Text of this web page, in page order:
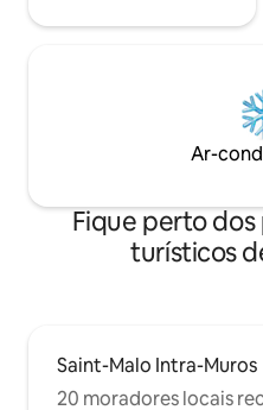
Ar-
Fique perto
turísticos
Saint-Malo Intra-Muros
20 moradores locais